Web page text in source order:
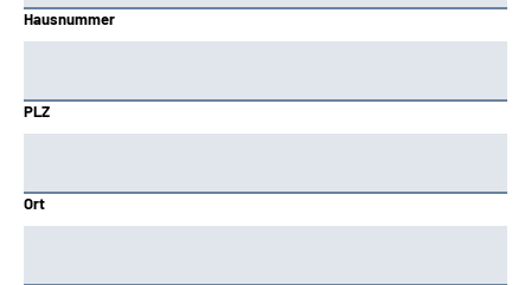
Hausnummer
PLZ
Ort